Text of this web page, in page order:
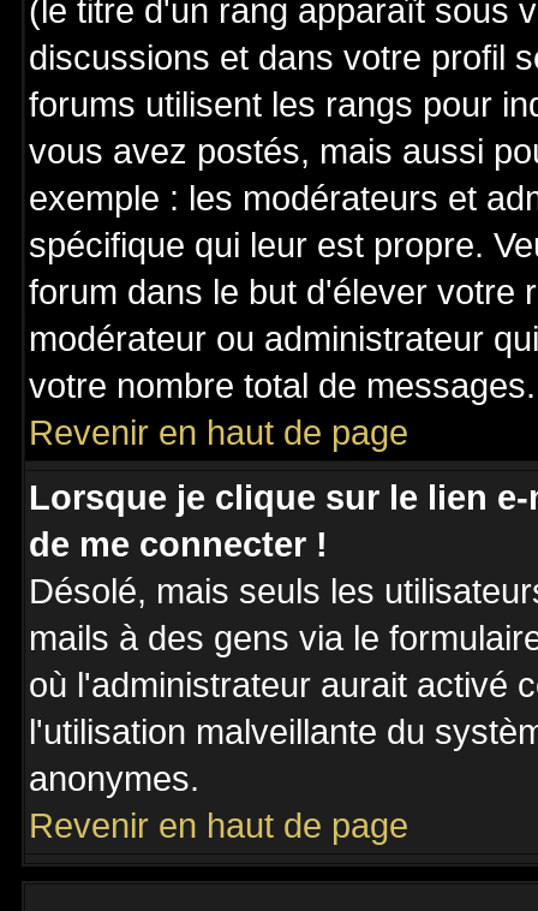
(le titre d'un rang apparaît sous
discussions et dans votre profil
forums utilisent les rangs pour
vous avez postés, mais aussi
exemple : les modérateurs et
spécifique qui leur est propre.
forum dans le but d'élever votre
modérateur ou administrateur
votre nombre total de messages.
Revenir en haut de page
Lorsque je clique sur le lien
de me connecter !
Désolé, mais seuls les
mails à des gens via le
où l'administrateur aurait activé
l'utilisation malveillante du
anonymes.
Revenir en haut de page